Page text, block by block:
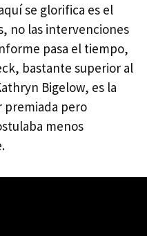
se glorifica es el
no las intervenciones
pasa el tiempo,
bastante superior al
Bigelow, es la
premiada pero
menos